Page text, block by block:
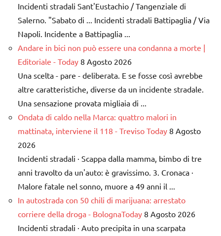
Incidenti stradali Sant'Eustachio / Tangenziale di
Salerno. "Sabato di ... Incidenti stradali Battipaglia / Via
Napoli. Incidente a Battipaglia ...
Andare in bici non può essere una condanna a morte |
Editoriale - Today 8 Agosto 2026
Una scelta - pare - deliberata. E se fosse così avrebbe
altre caratteristiche, diverse da un incidente stradale.
Una sensazione provata migliaia di ...
Ondata di caldo nella Marca: quattro malori in
mattinata, interviene il 118 - Treviso Today 8 Agosto
2026
Incidenti stradali · Scappa dalla mamma, bimbo di tre
anni travolto da un'auto: è gravissimo. 3. Cronaca ·
Malore fatale nel sonno, muore a 49 anni il ...
In autostrada con 50 chili di marijuana: arrestato
corriere della droga - BolognaToday 8 Agosto 2026
Incidenti stradali · Auto precipita in una scarpata